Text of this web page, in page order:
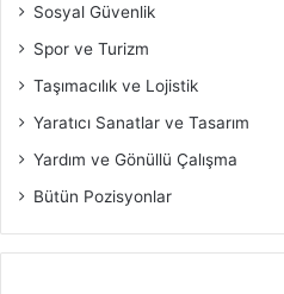
Sosyal Güvenlik
Spor ve Turizm
Taşımacılık ve Lojistik
Yaratıcı Sanatlar ve Tasarım
Yardım ve Gönüllü Çalışma
Bütün Pozisyonlar